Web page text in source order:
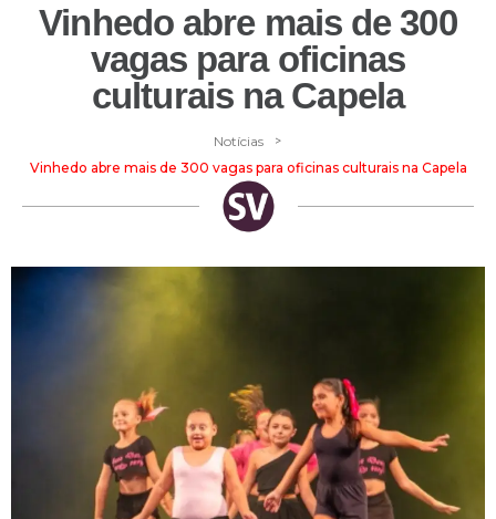
Vinhedo abre mais de 300
vagas para oficinas
culturais na Capela
Notícias >
Vinhedo abre mais de 300 vagas para oficinas culturais na Capela